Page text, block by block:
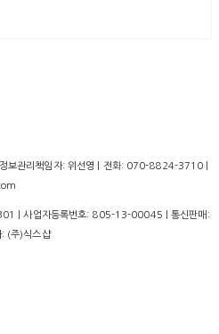
보관리책임자: 위선영 | 전화: 070-8824-3710 |
| 사업자등록번호: 805-13-00045 | 통신판매:
(주)식스샵